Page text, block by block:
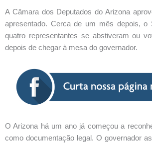
A Câmara dos Deputados do Arizona
apresentado. Cerca de um mês depois, o
quatro representantes se abstiveram ou
depois de chegar à mesa do governador.
O Arizona há um ano já começou a
como documentação legal. O governador